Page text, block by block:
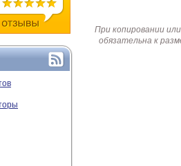
При копировании
обязательна к